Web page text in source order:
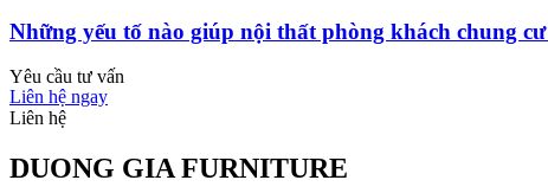
Những yếu tố nào giúp nội thất phòng khách chung
Yêu cầu tư vấn
Liên hệ ngay
Liên hệ
DUONG GIA FURNITURE